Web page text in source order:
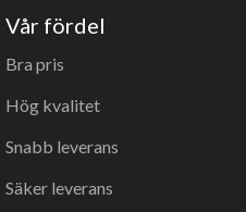
Vår fördel
Bra pris
Hög kvalitet
Snabb leverans
Säker leverans